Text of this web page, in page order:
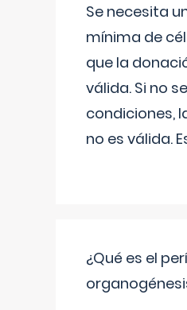
Se necesita
mínima de
que la
válida. Si no
condiciones,
no es válida.
¿Qué es el